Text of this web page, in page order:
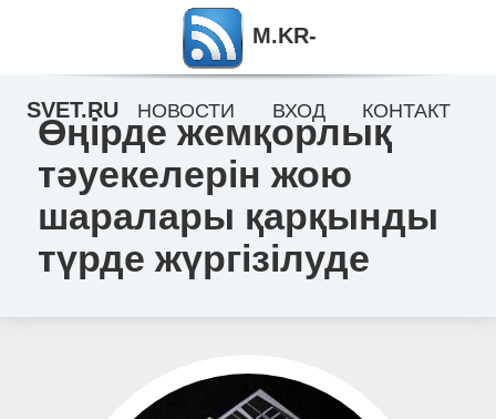
Өңірде жемқорлық
тәуекелерін жою
шаралары қарқынды
түрде жүргізілуде
M.KR-
SVET.RU НОВОСТИ ВХОД КОНТАКТ